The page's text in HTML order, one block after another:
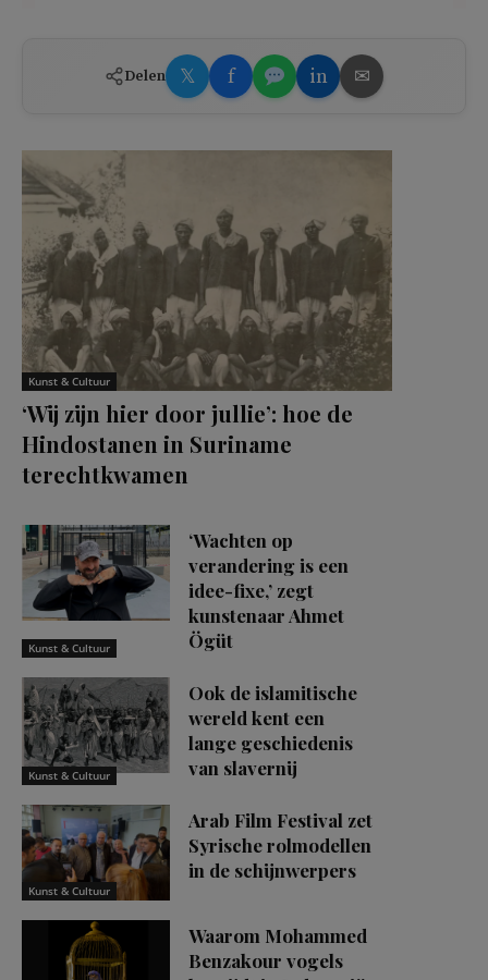
Delen 𝕏 f in ✉
Kunst & Cultuur
‘Wij zijn hier door jullie’: hoe de
Hindostanen in Suriname
terechtkwamen
Kunst & Cultuur
‘Wachten op
verandering is een
idee-fixe,’ zegt
kunstenaar Ahmet
Ögüt
Kunst & Cultuur
Ook de islamitische
wereld kent een
lange geschiedenis
van slavernij
Kunst & Cultuur
Arab Film Festival zet
Syrische rolmodellen
in de schijnwerpers
Waarom Mohammed
Benzakour vogels